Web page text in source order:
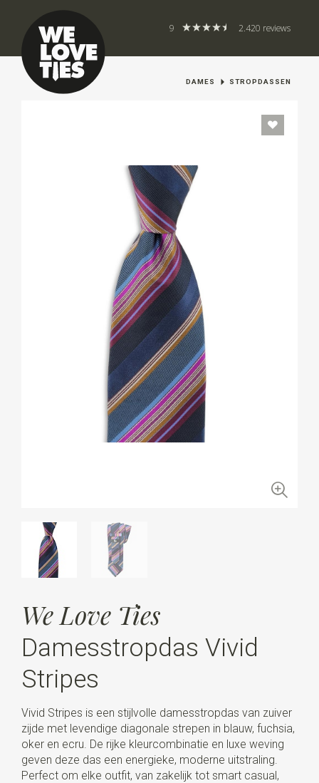
9 2.420 reviews
DAMES STROPDASSEN
We Love Ties
Damesstropdas Vivid
Stripes
Vivid Stripes is een stijlvolle damesstropdas van zuiver
zijde met levendige diagonale strepen in blauw, fuchsia,
oker en ecru. De rijke kleurcombinatie en luxe weving
geven deze das een energieke, moderne uitstraling.
Perfect om elke outfit, van zakelijk tot smart casual,